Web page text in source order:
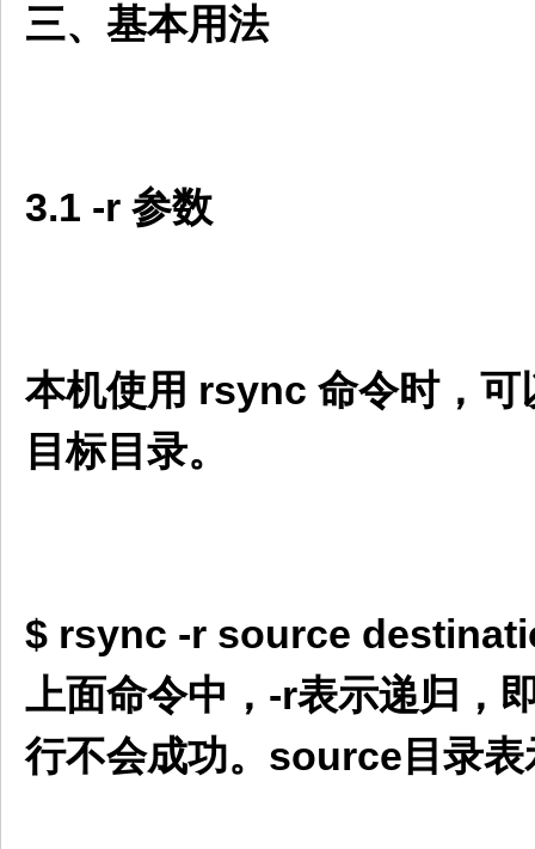
三、基本用法
3.1 -r 参数
本机使用 rsync 命令时，
目标目录。
$ rsync -r source
上面命令中，-r表示递归，
行不会成功。source目录